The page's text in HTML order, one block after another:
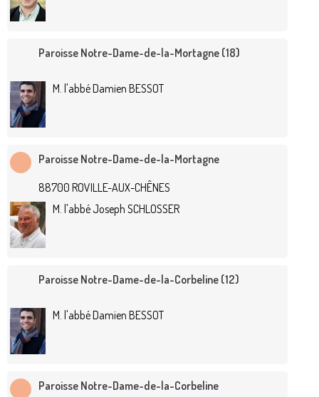
Paroisse Notre-Dame-de-la-Mortagne (18)
M. l'abbé Damien BESSOT
Paroisse Notre-Dame-de-la-Mortagne
88700 ROVILLE-AUX-CHÊNES
M. l'abbé Joseph SCHLOSSER
Paroisse Notre-Dame-de-la-Corbeline (12)
M. l'abbé Damien BESSOT
Paroisse Notre-Dame-de-la-Corbeline